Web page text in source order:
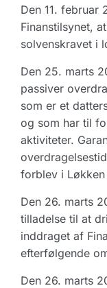
Den 11. februar
Finanstilsynet,
solvenskravet i
Den 25. marts
passiver
som er et
og som har til
aktiviteter.
forblev i Løkken
Den 26. marts
tilladelse til at
inddraget af
efterfølgende
Den 26. marts